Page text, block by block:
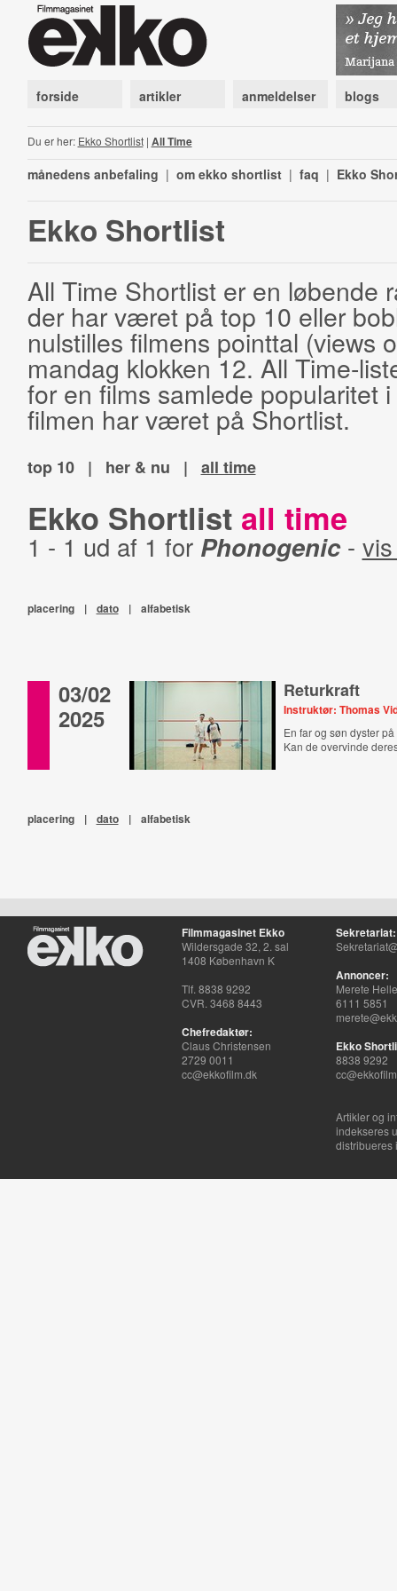
forside artikler anmeldelser blogs
Du er her: Ekko Shortlist| All Time
månedens anbefaling | om ekko shortlist | faq | Ekko
Ekko Shortlist
All Time Shortlist er en løbende
der har været på top 10 eller
nulstilles filmens pointtal (views
mandag klokken 12. All Time-
for en films samlede popularitet
filmen har været på Shortlist.
top 10 | her & nu | all time
Ekko Shortlist all time
1 - 1 ud af 1 for Phonogenic-
placering | dato | alfabetisk
03/02
2025
Returkraft
Instruktør: Thomas
En far og søn dyster
Kan de overvinde
placering | dato | alfabetisk
Filmmagasinet Ekko
Wildersgade 32, 2. sal
1408 København K
Tlf. 8838 9292
CVR. 3468 8443
Chefredaktør:
Claus Christensen
2729 0011
cc@ekkofilm.dk
Sekretariat:
Annoncer:
Merete
6111 5851
Ekko
8838 9292
Artikler og
indekseres
distribueres